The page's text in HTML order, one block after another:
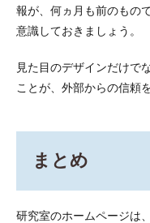
報が、何ヵ月も前のもの
意識しておきましょう。
見た目のデザインだけで
ことが、外部からの信頼
まとめ
研究室のホームページは